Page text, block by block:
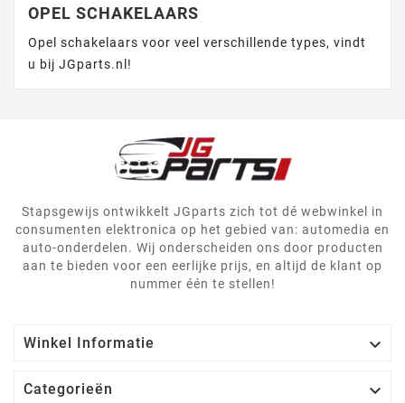
OPEL SCHAKELAARS
Opel schakelaars voor veel verschillende types, vindt
u bij JGparts.nl!
Stapsgewijs ontwikkelt JGparts zich tot dé webwinkel in
consumenten elektronica op het gebied van: automedia en
auto-onderdelen. Wij onderscheiden ons door producten
aan te bieden voor een eerlijke prijs, en altijd de klant op
nummer één te stellen!
Winkel Informatie 
Categorieën 